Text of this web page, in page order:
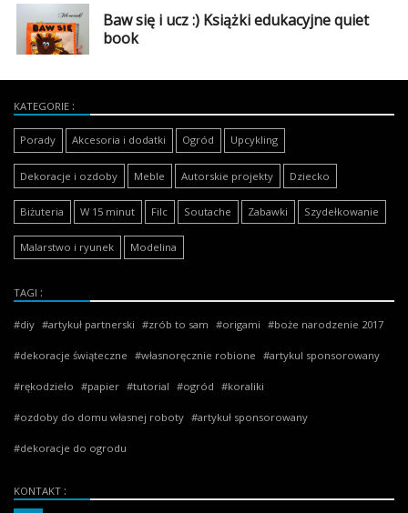
Baw się i ucz :) Książki edukacyjne quiet
book
KATEGORIE
Porady Akcesoria i dodatki Ogród Upcykling
Dekoracje i ozdoby Meble Autorskie projekty Dziecko
Biżuteria W 15 minut Filc Soutache Zabawki Szydełkowanie
Malarstwo i ryunek Modelina
TAGI
diy artykuł partnerski zrób to sam origami boże narodzenie 2017
dekoracje świąteczne własnoręcznie robione artykul sponsorowany
rękodzieło papier tutorial ogród koraliki
ozdoby do domu własnej roboty artykuł sponsorowany
dekoracje do ogrodu
KONTAKT